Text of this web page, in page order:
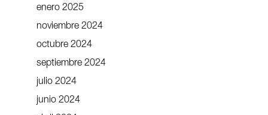
enero 2025
noviembre 2024
octubre 2024
septiembre 2024
julio 2024
junio 2024